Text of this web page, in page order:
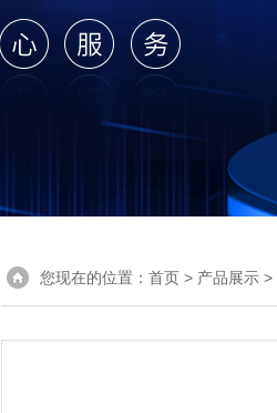
您现在的位置： 首页 > 产品展示 >